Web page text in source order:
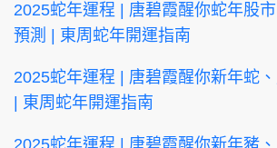
2025蛇年運程 | 唐碧霞醒你蛇年股
預測 | 東周蛇年開運指南
2025蛇年運程 | 唐碧霞醒你新年蛇
| 東周蛇年開運指南